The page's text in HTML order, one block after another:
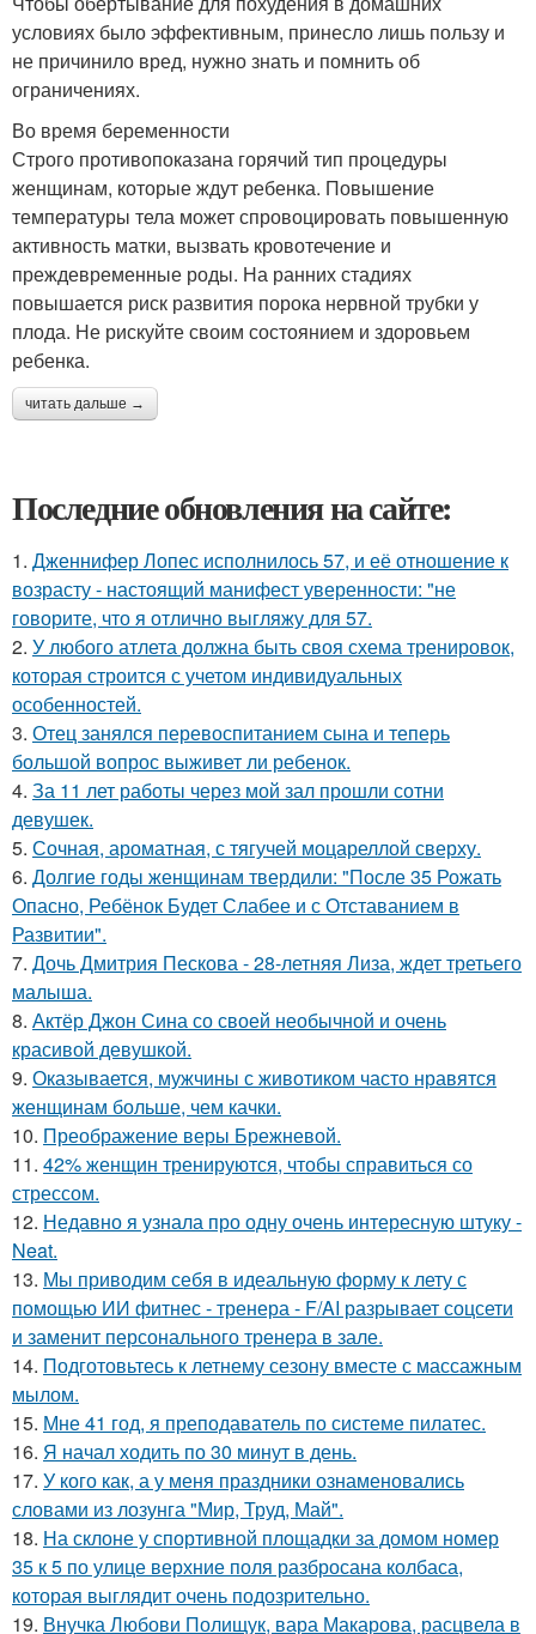
условиях было эффективным, принесло лишь пользу и
не причинило вред, нужно знать и помнить об
ограничениях.
Во время беременности
Строго противопоказана горячий тип процедуры
женщинам, которые ждут ребенка. Повышение
температуры тела может спровоцировать повышенную
активность матки, вызвать кровотечение и
преждевременные роды. На ранних стадиях
повышается риск развития порока нервной трубки у
плода. Не рискуйте своим состоянием и здоровьем
ребенка.
читать дальше →
Последние обновления на сайте:
1. Дженнифер Лопес исполнилось 57, и её отношение к
возрасту - настоящий манифест уверенности: "не
говорите, что я отлично выгляжу для 57.
2. У любого атлета должна быть своя схема тренировок,
которая строится с учетом индивидуальных
особенностей.
3. Отец занялся перевоспитанием сына и теперь
большой вопрос выживет ли ребенок.
4. За 11 лет работы через мой зал прошли сотни
девушек.
5. Сочная, ароматная, с тягучей моцареллой сверху.
6. Долгие годы женщинам твердили: "После 35 Рожать
Опасно, Ребёнок Будет Слабее и с Отставанием в
Развитии".
7. Дочь Дмитрия Пескова - 28-летняя Лиза, ждет третьего
малыша.
8. Актёр Джон Сина со своей необычной и очень
красивой девушкой.
9. Оказывается, мужчины с животиком часто нравятся
женщинам больше, чем качки.
10. Преображение веры Брежневой.
11. 42% женщин тренируются, чтобы справиться со
стрессом.
12. Недавно я узнала про одну очень интересную штуку -
Neat.
13. Мы приводим себя в идеальную форму к лету с
помощью ИИ фитнес - тренера - F/AI разрывает соцсети
и заменит персонального тренера в зале.
14. Подготовьтесь к летнему сезону вместе с массажным
мылом.
15. Мне 41 год, я преподаватель по системе пилатес.
16. Я начал ходить по 30 минут в день.
17. У кого как, а у меня праздники ознаменовались
словами из лозунга "Мир, Труд, Май".
18. На склоне у спортивной площадки за домом номер
35 к 5 по улице верхние поля разбросана колбаса,
которая выглядит очень подозрительно.
19. Внучка Любови Полищук, вара Макарова, расцвела в